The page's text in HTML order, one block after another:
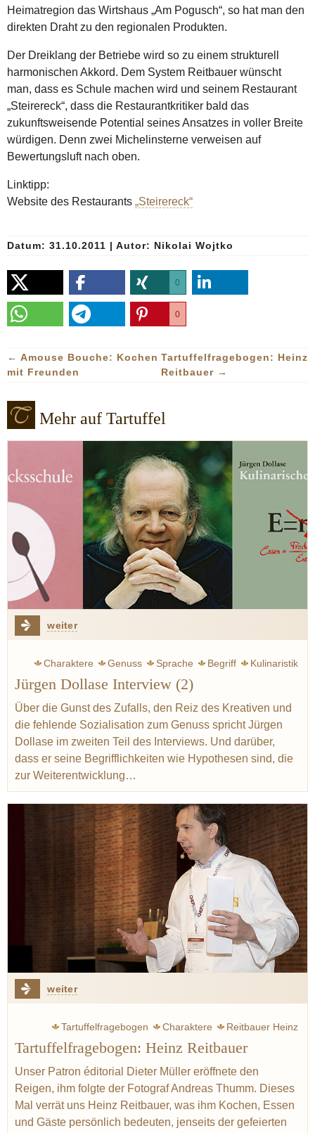
Heimatregion das Wirtshaus „Am Pogusch“, so hat man den
direkten Draht zu den regionalen Produkten.
Der Dreiklang der Betriebe wird so zu einem strukturell
harmonischen Akkord. Dem System Reitbauer wünscht
man, dass es Schule machen wird und seinem Restaurant
„Steirereck“, dass die Restaurantkritiker bald das
zukunftsweisende Potential seines Ansatzes in voller Breite
würdigen. Denn zwei Michelinsterne verweisen auf
Bewertungsluft nach oben.
Linktipp:
Website des Restaurants „Steirereck“
Datum: 31.10.2011 | Autor: Nikolai Wojtko
0
0
← Amouse Bouche: Kochen
mit Freunden
Tartuffelfragebogen: Heinz
Reitbauer →
Mehr auf Tartuffel
weiter
Charaktere Genuss Sprache Begriff
Kulinaristik
Spitzengastronomie
Standards
Gerfer-Ruhl Carola
Intelligenz
Ferran Adria
Redzepi René
Ducasse Alain
Robuchon Joël
Bottura Massimo
Jürgen Dollase Interview (2)
Über die Gunst des Zufalls, den Reiz des Kreativen und
die fehlende Sozialisation zum Genuss spricht Jürgen
Dollase im zweiten Teil des Interviews. Und darüber,
dass er seine Begrifflichkeiten wie Hypothesen sind, die
zur Weiterentwicklung…
weiter
Tartuffelfragebogen Charaktere
Reitbauer Heinz
Müller Dieter
Käse Champagner
Tartuffelfragebogen: Heinz Reitbauer
Unser Patron éditorial Dieter Müller eröffnete den
Reigen, ihm folgte der Fotograf Andreas Thumm. Dieses
Mal verrät uns Heinz Reitbauer, was ihm Kochen, Essen
und Gäste persönlich bedeuten, jenseits der gefeierten